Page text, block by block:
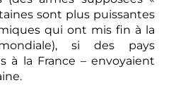
sont plus puissantes
qui ont mis fin à la
si des pays
à la France – envoyaient